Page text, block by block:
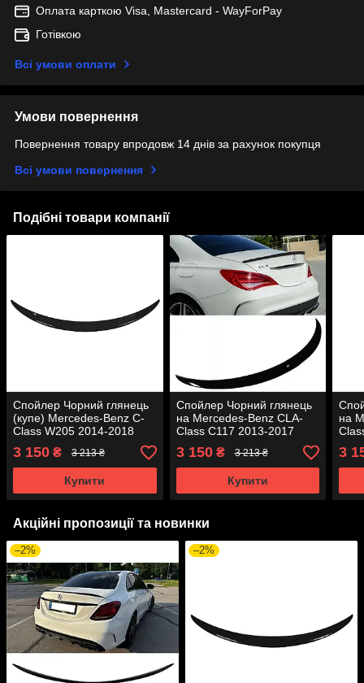
Оплата карткою Visa, Mastercard - WayForPay
Готівкою
Всі умови оплати
Умови повернення
Повернення товару впродовж 14 днів за рахунок покупця
Всі умови повернення
Подібні товари компанії
Спойлер Чорний глянець
(купе) Mercedes-Benz C-
Class W205 2014-2018
року.
3 150 ₴ 3 213 ₴
Купити
Спойлер Чорний глянець
на Mercedes-Benz CLA-
Class C117 2013-2017
року
3 150₴ 3 213 ₴
Купити
на
року
3
Акційні пропозиції та новинки
–2% –2%